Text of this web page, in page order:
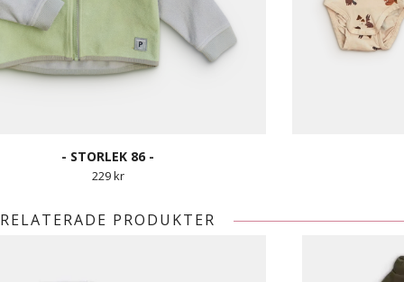
- STORLEK 86 -
229 kr
RELATERADE PRODUKTER